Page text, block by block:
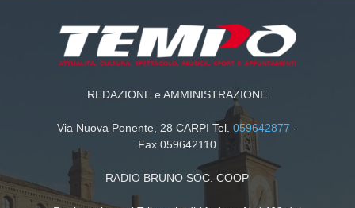
REDAZIONE e AMMINISTRAZIONE
Via Nuova Ponente, 28 CARPI Tel.059642877 -
Fax 059642110
RADIO BRUNO SOC. COOP